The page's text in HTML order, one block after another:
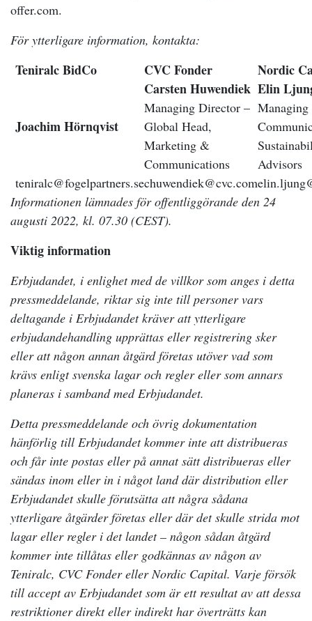
offer.com.
För ytterligare information, kontakta:
Teniralc BidCo CVC Fonder Nordic
Joachim Hörnqvist
Carsten Huwendiek
Managing Director –
Global Head,
Marketing &
Communications
Elin
Advisors
teniralc@fogelpartners.sechuwendiek@cvc.com
Informationen lämnades för offentliggörande den 24
augusti 2022, kl. 07.30 (CEST).
Viktig information
Erbjudandet, i enlighet med de villkor som anges i detta
pressmeddelande, riktar sig inte till personer vars
deltagande i Erbjudandet kräver att ytterligare
erbjudandehandling upprättas eller registrering sker
eller att någon annan åtgärd företas utöver vad som
krävs enligt svenska lagar och regler eller som annars
planeras i samband med Erbjudandet.
Detta pressmeddelande och övrig dokumentation
hänförlig till Erbjudandet kommer inte att distribueras
och får inte postas eller på annat sätt distribueras eller
sändas inom eller in i något land där distribution eller
Erbjudandet skulle förutsätta att några sådana
ytterligare åtgärder företas eller där det skulle strida mot
lagar eller regler i det landet – någon sådan åtgärd
kommer inte tillåtas eller godkännas av någon av
Teniralc, CVC Fonder eller Nordic Capital. Varje försök
till accept av Erbjudandet som är ett resultat av att dessa
restriktioner direkt eller indirekt har överträtts kan